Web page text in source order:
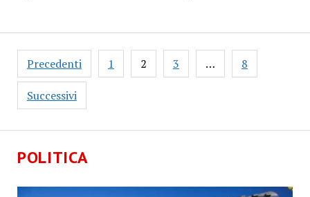
POLITICA
Paginazione
degli
articoli
Precedenti 1 2 3 … 8
Successivi